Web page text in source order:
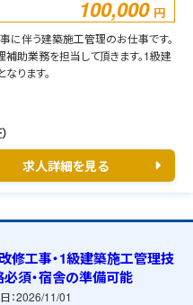
100,000 円
に伴う建築施工管理のお仕事です。
助業務を担当して頂きます。1級建
ります。
求人詳細を見る
修工事・1級建築施工管理技
須・宿舎の準備可能
：2026/11/01